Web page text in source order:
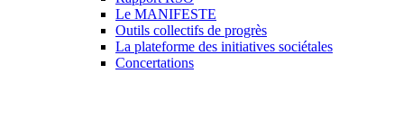
Le MANIFESTE
Outils collectifs de progrès
La plateforme des initiatives sociétales
Concertations